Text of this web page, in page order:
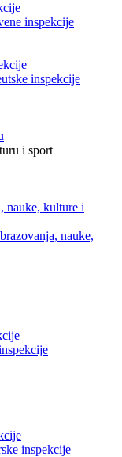
inspekcije
inspekcije
i sport
nauke, kulture i
nauke,
inspekcije